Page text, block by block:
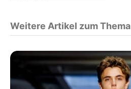
Weitere Artikel zum Thema